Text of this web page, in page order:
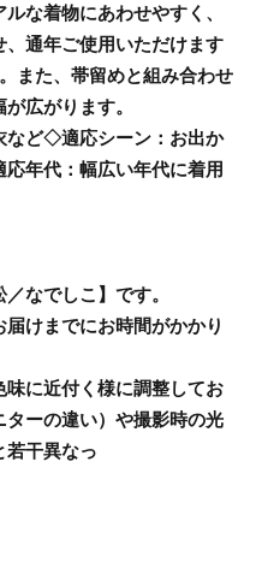
な着物にあわせやすく、
通年ご使用いただけます
また、帯留めと組み合わせ
広がります。
ど◇適応シーン：お出か
年代：幅広い年代に着用
なでしこ】です。
けまでにお時間がかかり
に近付く様に調整してお
ターの違い）や撮影時の光
若干異なっ